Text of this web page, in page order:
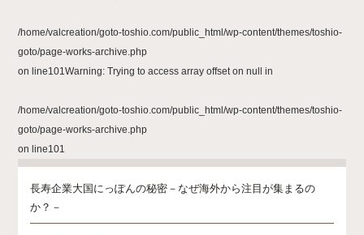
/home/valcreation/goto-toshio.com/public_html/wp-content/themes/toshio-
goto/page-works-archive.php
on line101Warning: Trying to access array offset on null in
/home/valcreation/goto-toshio.com/public_html/wp-content/themes/toshio-
goto/page-works-archive.php
on line101
長寿企業大国にっぽんの秘密 －なぜ海外から注目が集まるの
か？－